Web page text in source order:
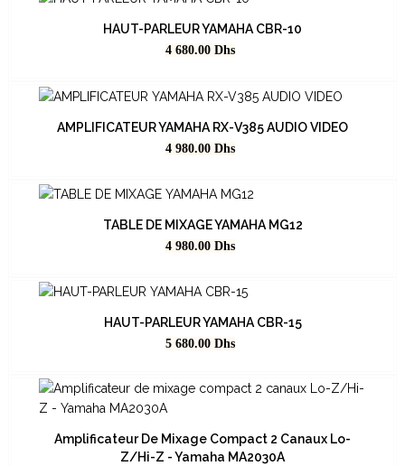
HAUT-PARLEUR YAMAHA CBR-10
Prix
4 680.00 Dhs
AMPLIFICATEUR YAMAHA RX-V385 AUDIO VIDEO
Prix
4 980.00 Dhs
TABLE DE MIXAGE YAMAHA MG12
Prix
4 980.00 Dhs
HAUT-PARLEUR YAMAHA CBR-15
Prix
5 680.00 Dhs
Amplificateur De Mixage Compact 2 Canaux Lo-
Z/Hi-Z - Yamaha MA2030A